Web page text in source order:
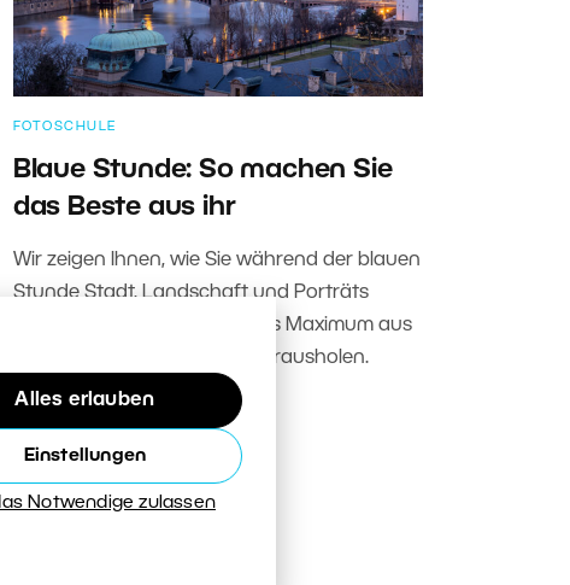
Alles erlauben
Einstellungen
Notwendige zulassen
FOTOSCHULE
Blaue Stunde: So machen Sie
das Beste aus ihr
Wir zeigen Ihnen, wie Sie während der blauen
Stunde Stadt, Landschaft und Porträts
fotografieren und wie Sie das Maximum aus
diesem kurzen Zeitfenster herausholen.